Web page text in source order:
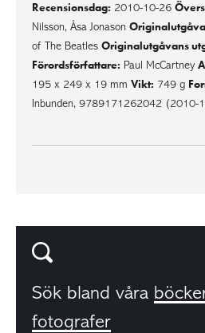
Recensionsdag: 2010-10-26
Nilsson, Åsa Jonason
of The Beatles Originalutgåvans
Förordsförfattare: Paul McCartney
195 x 249 x 19 mm Vikt: 749 g
Inbunden, 9789171262042 (2010-
Sök bland våra
fotografer